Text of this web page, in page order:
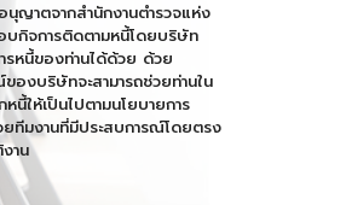
ญาตจากสำนักงานตำรวจแห่ง
บกิจการติดตามหนี้โดยบริษัท
รหนี้ของท่านได้ด้วย ด้วย
องบริษัทจะสามารถช่วยท่านใน
หนี้ให้เป็นไปตามนโยบายการ
ยทีมงานที่มีประสบการณ์โดยตรง
าน